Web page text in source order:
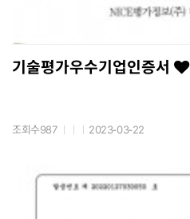
기술평가우수기업인증서
조회수987 2023-03-22